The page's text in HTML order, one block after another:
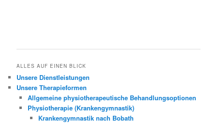
ALLES AUF EINEN BLICK
Unsere Dienstleistungen
Unsere Therapieformen
Allgemeine physiotherapeutische Behandlungsoptionen
Physiotherapie (Krankengymnastik)
Krankengymnastik nach Bobath